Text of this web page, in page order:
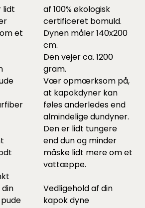
lidt
et
af 100% økologisk
certificeret bomuld.
Dynen måler 140x200
cm.
Den vejer ca. 1200
gram.
Vær opmærksom på,
at kapokdyner kan
føles anderledes end
almindelige dundyner.
Den er lidt tungere
end dun og minder
måske lidt mere om et
vattæppe.
Vedligehold af din
kapok dyne